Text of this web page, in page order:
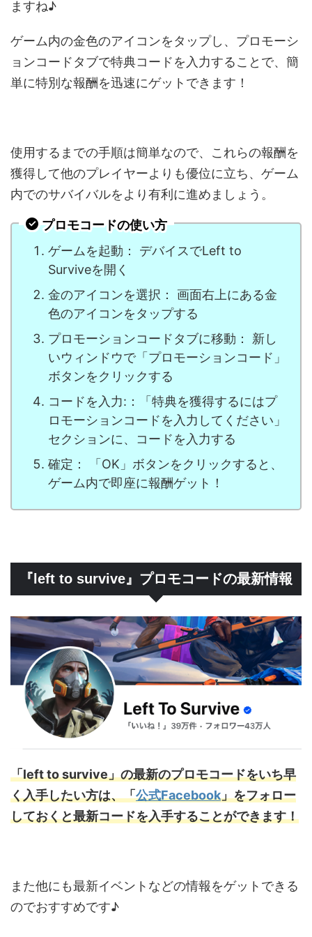
ますね♪
ゲーム内の金色のアイコンをタップし、プロモーシ
ョンコードタブで特典コードを入力することで、簡
単に特別な報酬を迅速にゲットできます！
使用するまでの手順は簡単なので、これらの報酬を
獲得して他のプレイヤーよりも優位に立ち、ゲーム
内でのサバイバルをより有利に進めましょう。
プロモコードの使い方
ゲームを起動： デバイスでLeft to
Surviveを開く
金のアイコンを選択： 画面右上にある金
色のアイコンをタップする
プロモーションコードタブに移動： 新し
いウィンドウで「プロモーションコード」
ボタンをクリックする
コードを入力:：「特典を獲得するにはプ
ロモーションコードを入力してください」
セクションに、コードを入力する
確定： 「OK」ボタンをクリックすると、
ゲーム内で即座に報酬ゲット！
『left to survive』プロモコードの最新情報
「left to survive」の最新のプロモコードをいち早
く入手したい方は、「公式Facebook」をフォロー
しておくと最新コードを入手することができます！
また他にも最新イベントなどの情報をゲットできる
のでおすすめです♪